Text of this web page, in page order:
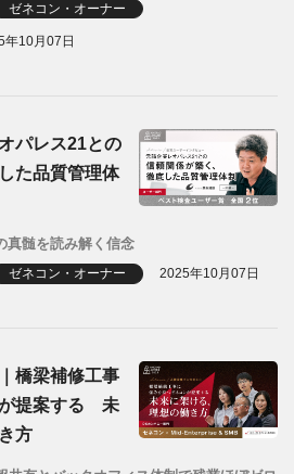
ゼネコン・オーナー
年10月07日
パレス21との
た品質管理体
真髄を読み解く信念
ゼネコン・オーナー 2025年10月07日
橋梁補修工事
が提案する 未
方